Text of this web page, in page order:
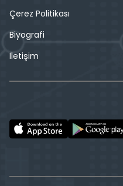
Çerez Politikası
Biyografi
İletişim